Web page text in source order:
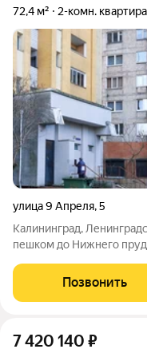
72,4 м² 2-комн. квартира
улица 9 Апреля,5
Калининград,
пешком до Нижнего
транспорте до
море. Изолированные
Позвонить
7 420 140 ₽